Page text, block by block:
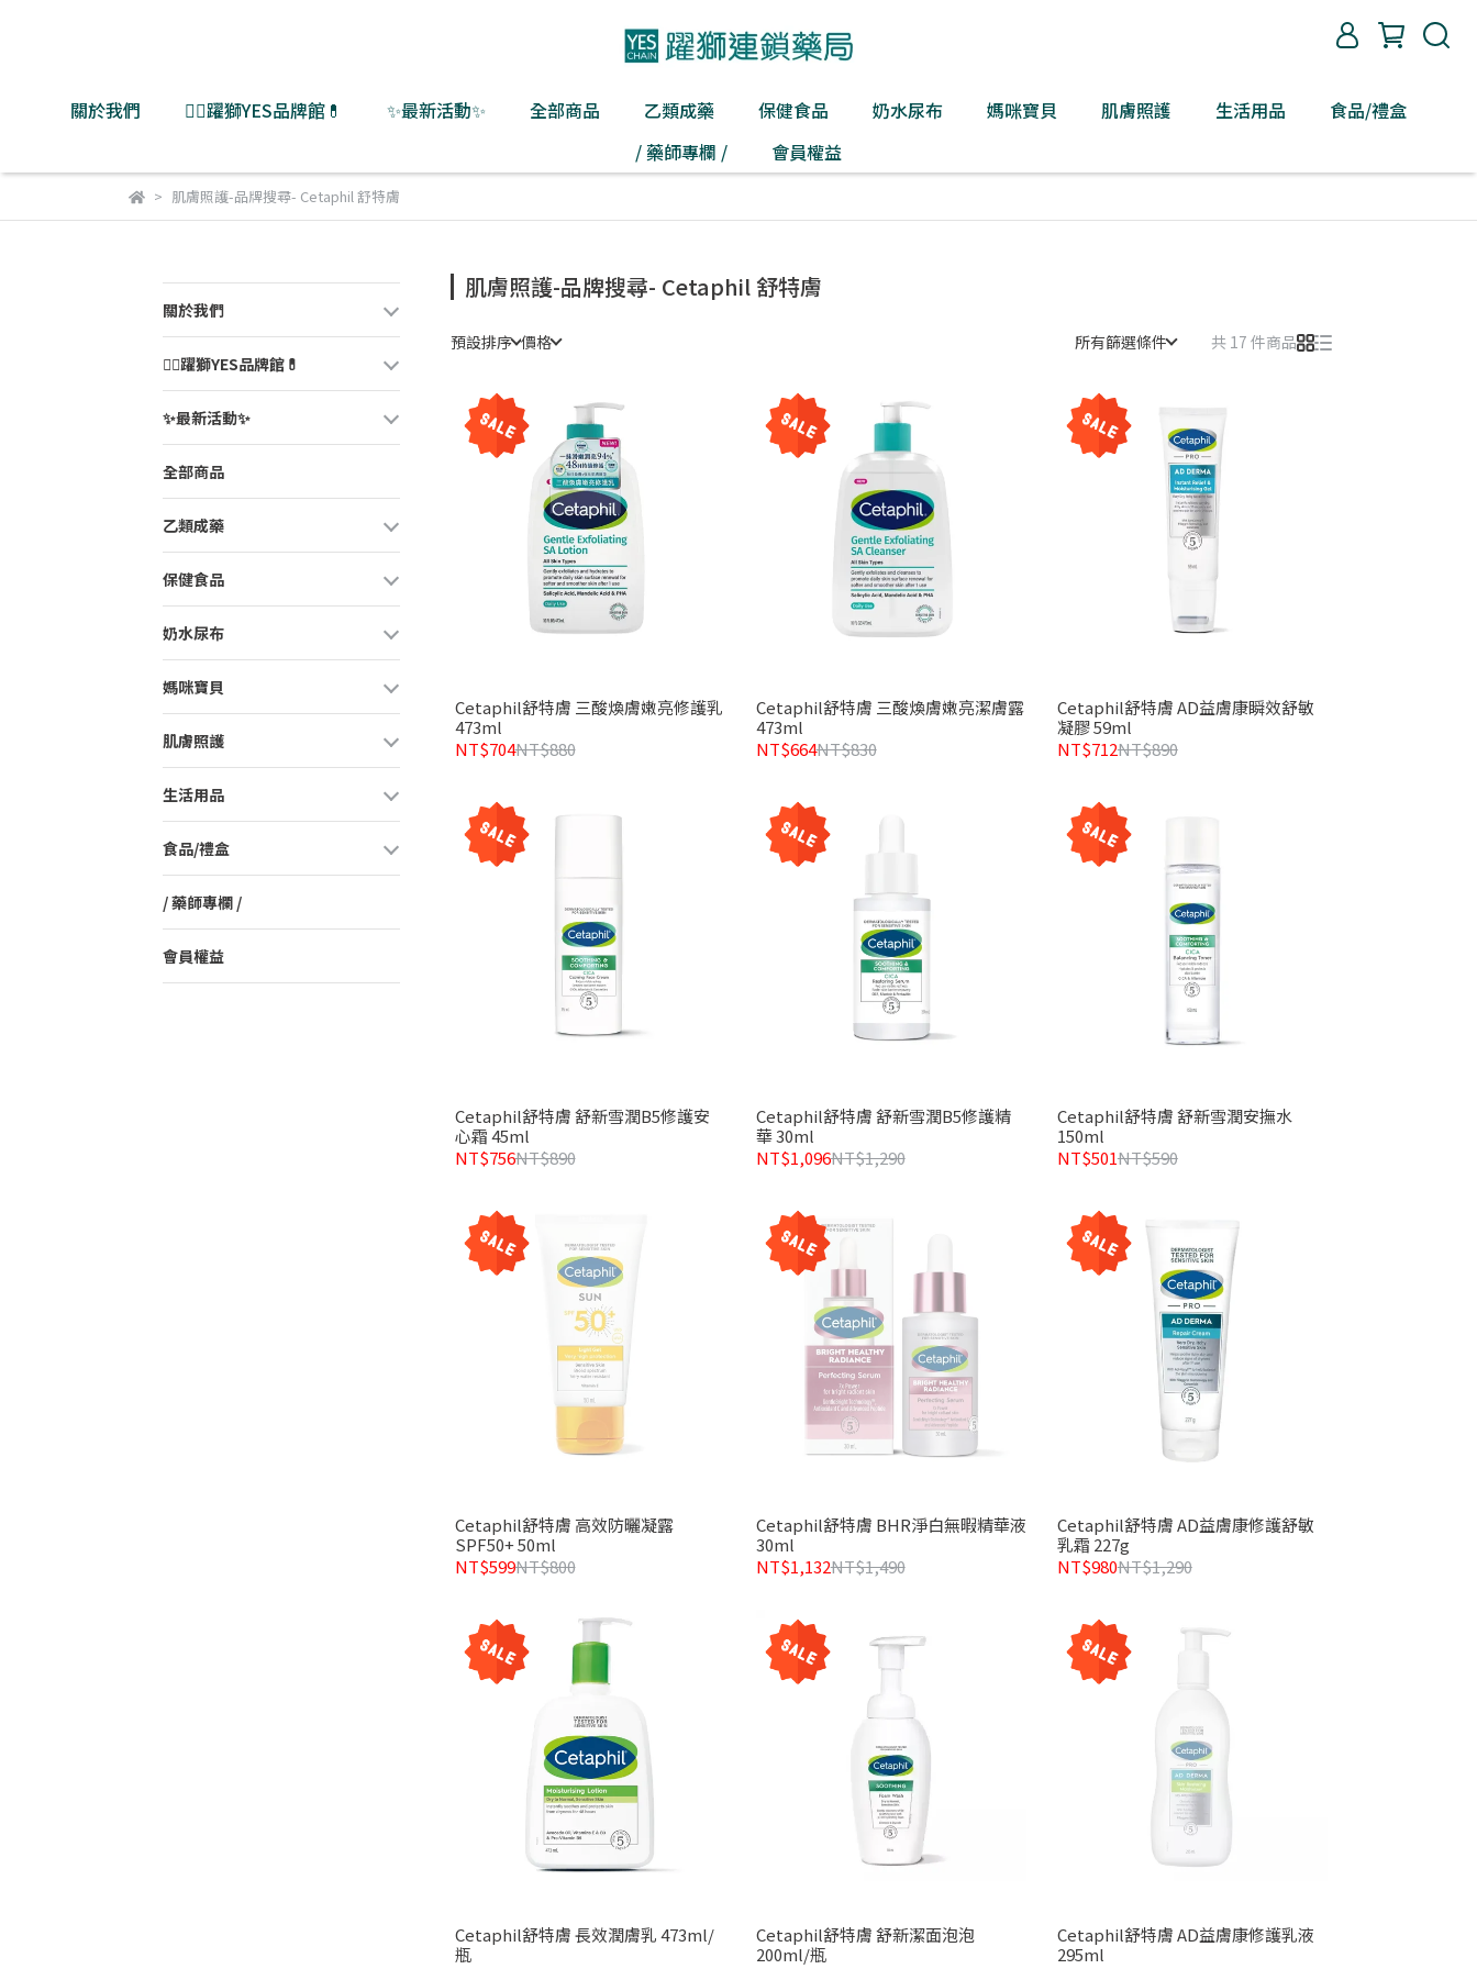
關於我們 👨‍⚕️躍獅YES品牌館💊 ✨最新活動✨ 全部商品 乙類成藥 保健食品 奶水尿布 媽咪寶貝 肌膚照護 生活用品
食品/禮盒
/ 藥師專欄 /
會員權益
肌膚照護-品牌搜尋- Cetaphil 舒特膚
關於我們
👨‍⚕️躍獅YES品牌館💊
✨最新活動✨
全部商品
乙類成藥
保健食品
奶水尿布
媽咪寶貝
肌膚照護
生活用品
食品/禮盒
/ 藥師專欄 /
會員權益
肌膚照護-品牌搜尋- Cetaphil 舒特膚
預設排序 價格 所有篩選條件 共 17 件商品
Cetaphil舒特膚 三酸煥膚嫩亮修護乳
473ml
NT$704NT$880
Cetaphil舒特膚 三酸煥膚嫩亮潔膚露
473ml
NT$664NT$830
Cetaphil舒特膚 AD益膚康瞬效舒敏
凝膠 59ml
NT$712NT$890
Cetaphil舒特膚 舒新雪潤B5修護安
心霜 45ml
NT$756NT$890
Cetaphil舒特膚 舒新雪潤B5修護精
華 30ml
NT$1,096NT$1,290
Cetaphil舒特膚 舒新雪潤安撫水
150ml
NT$501NT$590
Cetaphil舒特膚 高效防曬凝露
SPF50+ 50ml
NT$599NT$800
Cetaphil舒特膚 BHR淨白無暇精華液
30ml
NT$1,132NT$1,490
Cetaphil舒特膚 AD益膚康修護舒敏
乳霜 227g
NT$980NT$1,290
Cetaphil舒特膚 長效潤膚乳 473ml/
瓶
Cetaphil舒特膚 舒新潔面泡泡
200ml/瓶
Cetaphil舒特膚 AD益膚康修護乳液
295ml